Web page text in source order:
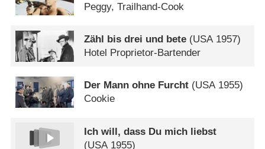
Peggy, Trailhand-Cook
Zähl bis drei und bete (USA1957)
Hotel Proprietor-Bartender
Der Mann ohne Furcht (USA1955)
Cookie
Ich will, dass Du mich liebst
(USA 1955)